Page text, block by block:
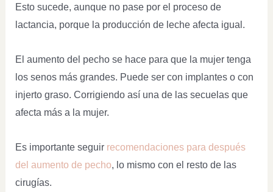
Esto sucede, aunque no pase por el proceso de
lactancia, porque la producción de leche afecta igual.
El aumento del pecho se hace para que la mujer tenga
los senos más grandes. Puede ser con implantes o con
injerto graso. Corrigiendo así una de las secuelas que
afecta más a la mujer.
Es importante seguir recomendaciones para después
del aumento de pecho, lo mismo con el resto de las
cirugías.